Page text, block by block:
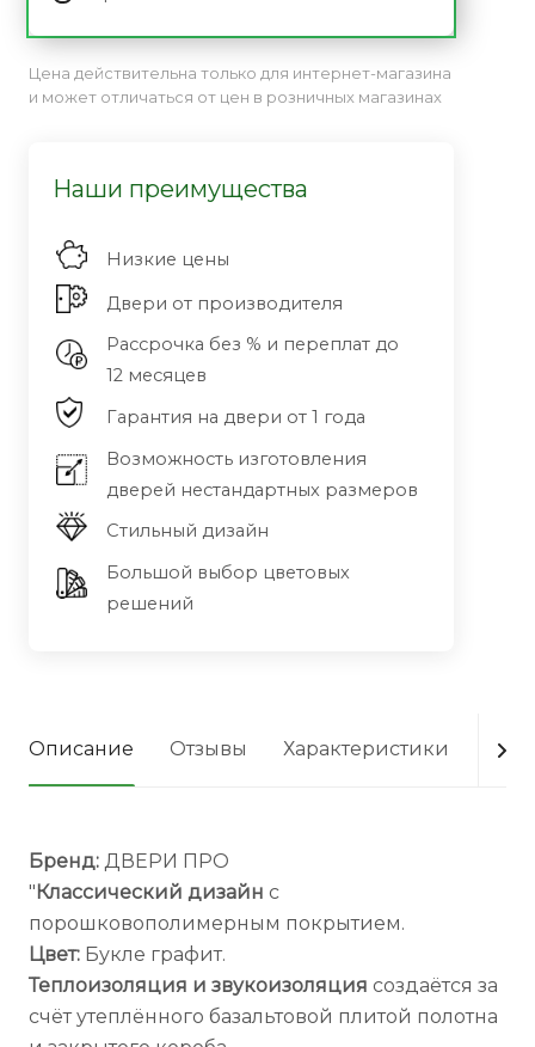
Цена действительна только для интернет-магазина
и может отличаться от цен в розничных магазинах
Наши преимущества
Низкие цены
Двери от производителя
Рассрочка без % и переплат до
12 месяцев
Гарантия на двери от 1 года
Возможность изготовления
дверей нестандартных размеров
Стильный дизайн
Большой выбор цветовых
решений
Описание Отзывы Характеристики
Бренд: ДВЕРИ ПРО
"Классический дизайн с
порошковополимерным покрытием.
Цвет: Букле графит.
Теплоизоляция и звукоизоляция создаётся за
счёт утеплённого базальтовой плитой полотна